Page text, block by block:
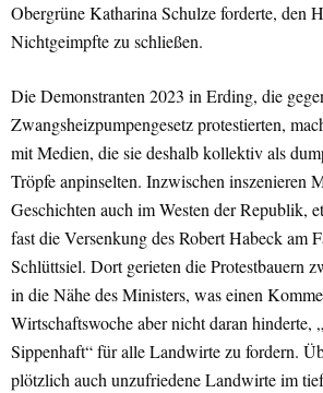
Obergrüne Katharina Schulze forderte, den
Nichtgeimpfte zu schließen.
Die Demonstranten 2023 in Erding, die
Zwangsheizpumpengesetz protestierten,
mit Medien, die sie deshalb kollektiv als
Tröpfe anpinselten. Inzwischen inszenieren
Geschichten auch im Westen der Republik,
fast die Versenkung des Robert Habeck am
Schlüttsiel. Dort gerieten die Protestbauern
in die Nähe des Ministers, was einen
Wirtschaftswoche aber nicht daran hinderte,
Sippenhaft“ für alle Landwirte zu fordern.
plötzlich auch unzufriedene Landwirte im